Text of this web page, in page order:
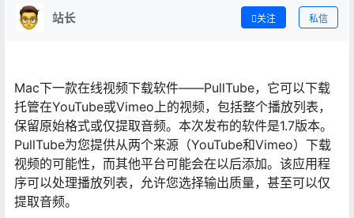
站长 关注 私信
Mac下一款在线视频下载软件——PullTube，它可以下载
托管在YouTube或Vimeo上的视频，包括整个播放列表，
保留原始格式或仅提取音频。本次发布的软件是1.7版本。
PullTube为您提供从两个来源（YouTube和Vimeo）下载
视频的可能性，而其他平台可能会在以后添加。该应用程
序可以处理播放列表，允许您选择输出质量，甚至可以仅
提取音频。